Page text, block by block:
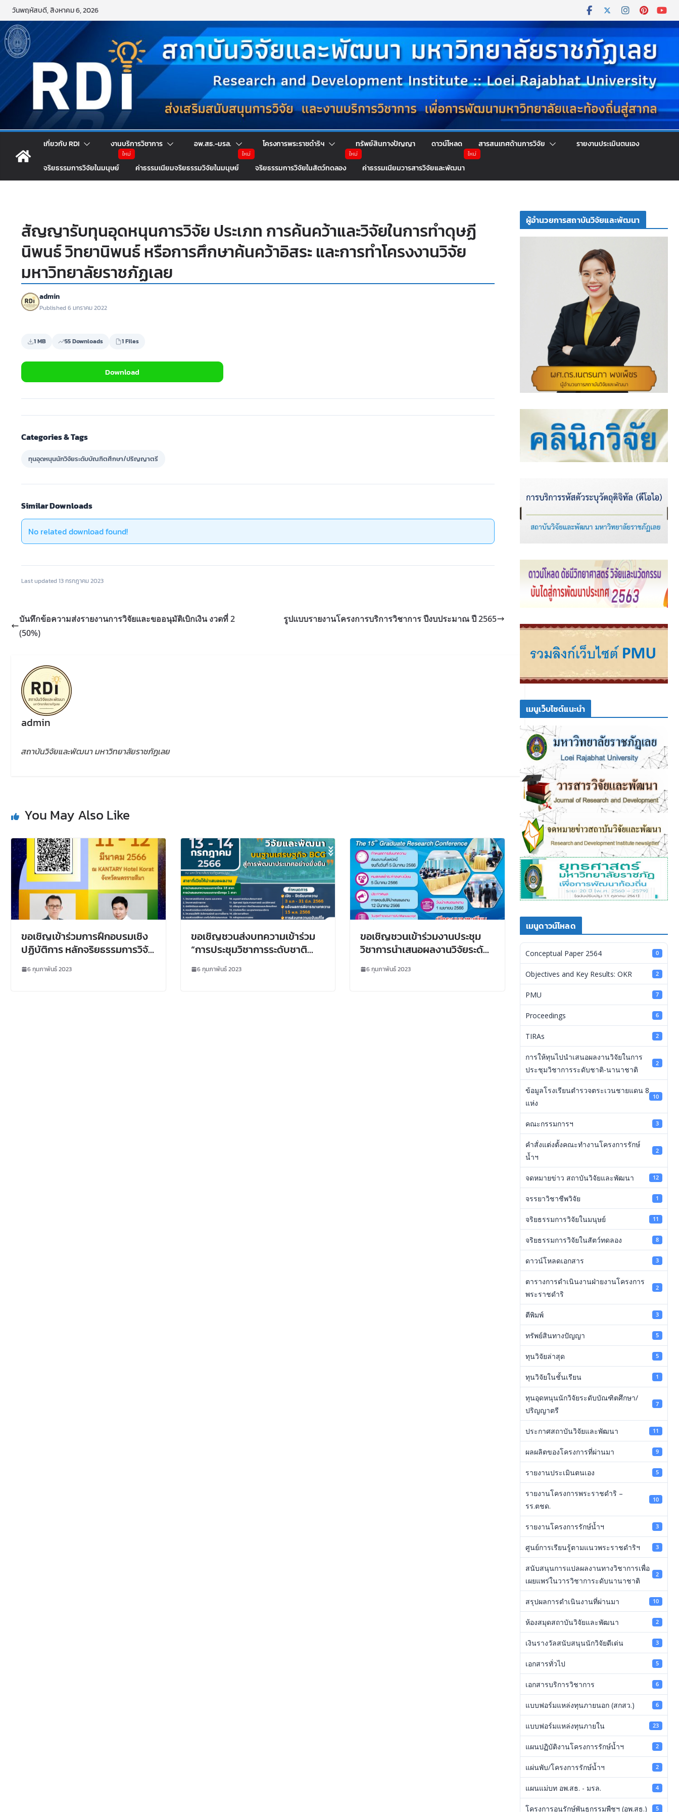
Skip
to
content
วันพฤหัสบดี, สิงหาคม 6, 2026
เกี่ยวกับ RDI งานบริการวิชาการ อพ.สธ.-มรล. โครงการพระราชดำริฯ ทรัพย์สินทางปัญญา ดาวน์โหลด สารสนเทศด้านการวิจัย รายงานประเมินตนเอง
จริยธรรมการวิจัยในมนุษย์ ค่าธรรมเนียมจริยธรรมวิจัยในมนุษย์ จริยธรรมการวิจัยในสัตว์ทดลอง ค่าธรรมเนียมวารสารวิจัยและพัฒนา
สัญญารับทุนอุดหนุนการวิจัย ประเภท การค้นคว้าและวิจัยในการทำดุษฏี
นิพนธ์ วิทยานิพนธ์ หรือการศึกษาค้นคว้าอิสระ และการทำโครงงานวิจัย
มหาวิทยาลัยราชภัฏเลย
admin
Published 6 มกราคม 2022
1 MB 55 Downloads 1 Files
Download
Categories & Tags
ทุนอุดหนุนนักวิจัยระดับบัณฑิตศึกษา/ปริญญาตรี
Similar Downloads
No related download found!
Last updated 13 กรกฎาคม 2023
บันทึกข้อความส่งรายงานการวิจัยและขออนุมัติเบิกเงิน งวดที่ 2
(50%)
รูปแบบรายงานโครงการบริการวิชาการ ปีงบประมาณ ปี 2565
admin
สถาบันวิจัยและพัฒนา มหาวิทยาลัยราชภัฏเลย
You May Also Like
ขอเชิญเข้าร่วมการฝึกอบรมเชิง
ปฏิบัติการ หลักจริยธรรมการวิจัย
ในมนุษย์ ด้านสังคมศาสตร์และ
พฤติกรรมศาสตร์
6 กุมภาพันธ์ 2023
ขอเชิญชวนส่งบทความเข้าร่วม
“การประชุมวิชาการระดับชาติ
ครั้งที่ 15 มหาวิทยาลัยราชภัฏ
นครปฐม”
6 กุมภาพันธ์ 2023
ขอเชิญชวนเข้าร่วมงานประชุม
วิชาการนำเสนอผลงานวิจัยระดับ
บัณฑิตศึกษา (Symposium)
ครั้งที่ 15
6 กุมภาพันธ์ 2023
ผู้อำนวยการสถาบันวิจัยและพัฒนา
เมนูเว็บไซต์แนะนำ
เมนูดาวน์โหลด
Conceptual Paper 2564 0
Objectives and Key Results: OKR 2
PMU 7
Proceedings 6
TIRAs 2
การให้ทุนไปนำเสนอผลงานวิจัยในการ
ประชุมวิชาการระดับชาติ-นานาชาติ
2
ข้อมูลโรงเรียนตำรวจตระเวนชายแดน 8
แห่ง
10
คณะกรรมการฯ 3
คำสั่งแต่งตั้งคณะทำงานโครงการรักษ์
น้ำฯ
2
จดหมายข่าว สถาบันวิจัยและพัฒนา 12
จรรยาวิชาชีพวิจัย 1
จริยธรรมการวิจัยในมนุษย์ 11
จริยธรรมการวิจัยในสัตว์ทดลอง 8
ดาวน์โหลดเอกสาร 3
ตารางการดำเนินงานฝ่ายงานโครงการ
พระราชดำริ
2
ตีพิมพ์ 3
ทรัพย์สินทางปัญญา 5
ทุนวิจัยล่าสุด 5
ทุนวิจัยในชั้นเรียน 1
ทุนอุดหนุนนักวิจัยระดับบัณฑิตศึกษา/
ปริญญาตรี
7
ประกาศสถาบันวิจัยและพัฒนา 11
ผลผลิตของโครงการที่ผ่านมา 9
รายงานประเมินตนเอง 5
รายงานโครงการพระราชดำริ –
รร.ตชด.
10
รายงานโครงการรักษ์น้ำฯ 3
ศูนย์การเรียนรู้ตามแนวพระราชดำริฯ 3
สนับสนุนการแปลผลงานทางวิชาการเพื่อ
เผยแพร่ในวารวิชาการะดับนานาชาติ
2
สรุปผลการดำเนินงานที่ผ่านมา 10
ห้องสมุดสถาบันวิจัยและพัฒนา 2
เงินรางวัลสนับสนุนนักวิจัยดีเด่น 3
เอกสารทั่วไป 5
เอกสารบริการวิชาการ 6
แบบฟอร์มแหล่งทุนภายนอก (สกสว.) 6
แบบฟอร์มแหล่งทุนภายใน 23
แผนปฏิบัติงานโครงการรักษ์น้ำฯ 2
แผ่นพับ/โครงการรักษ์น้ำฯ 2
แผนแม่บท อพ.สธ. - มรล. 4
โครงการอนุรักษ์พันธุกรรมพืชฯ (อพ.สธ.) 5